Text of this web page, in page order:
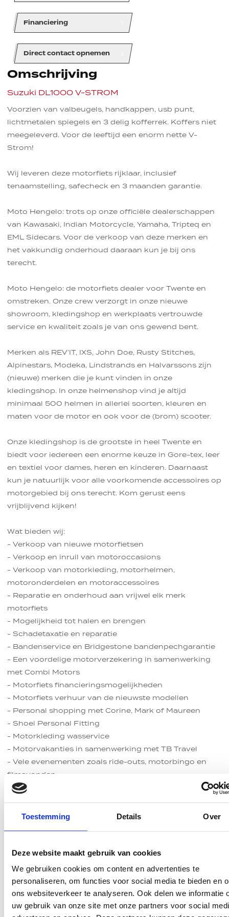
Toestemming Details Over
Deze website maakt gebruik van cookies
We gebruiken cookies om content en advertenties te
personaliseren, om functies voor social media te bieden en
ons websiteverkeer te analyseren. Ook delen we informatie
uw gebruik van onze site met onze partners voor social
line
line
lineFinanciering
line
line
lineDirect contact opnemen
Omschrijving
Suzuki DL1000 V-STROM
Voorzien van valbeugels, handkappen, usb punt,
lichtmetalen spiegels en 3 delig kofferrek. Koffers niet
meegeleverd. Voor de leeftijd een enorm nette V-
Strom!
Wij leveren deze motorfiets rijklaar, inclusief
tenaamstelling, safecheck en 3 maanden garantie.
Moto Hengelo: trots op onze officiële dealerschappen
van Kawasaki, Indian Motorcycle, Yamaha, Tripteq en
EML Sidecars. Voor de verkoop van deze merken en
het vakkundig onderhoud daaraan kun je bij ons
terecht.
Moto Hengelo: de motorfiets dealer voor Twente en
omstreken. Onze crew verzorgt in onze nieuwe
showroom, kledingshop en werkplaats vertrouwde
service en kwaliteit zoals je van ons gewend bent.
Merken als REV’IT, IXS, John Doe, Rusty Stitches,
Alpinestars, Modeka, Lindstrands en Halvarssons zijn
(nieuwe) merken die je kunt vinden in onze
kledingshop. In onze helmenshop vind je altijd
minimaal 500 helmen in allerlei soorten, kleuren en
maten voor de motor en ook voor de (brom) scooter.
Onze kledingshop is de grootste in heel Twente en
biedt voor iedereen een enorme keuze in Gore-tex, leer
en textiel voor dames, heren en kinderen. Daarnaast
kun je natuurlijk voor alle voorkomende accessoires op
motorgebied bij ons terecht. Kom gerust eens
vrijblijvend kijken!
Wat bieden wij:
- Verkoop van nieuwe motorfietsen
- Verkoop en inruil van motoroccasions
- Verkoop van motorkleding, motorhelmen,
motoronderdelen en motoraccessoires
- Reparatie en onderhoud aan vrijwel elk merk
motorfiets
- Mogelijkheid tot halen en brengen
- Schadetaxatie en reparatie
- Bandenservice en Bridgestone bandenpechgarantie
- Een voordelige motorverzekering in samenwerking
met Combi Motors
- Motorfiets financieringsmogelijkheden
- Motorfiets verhuur van de nieuwste modellen
- Personal shopping met Corine, Mark of Maureen
- Shoei Personal Fitting
- Motorkleding wasservice
- Motorvakanties in samenwerking met TB Travel
- Vele evenementen zoals ride-outs, motorbingo en
filmavonden
- Moto Hengelo cadeaukaart, leuk om te geven!
- Moto Hengelo spaarkaart voor onze meest trouwe
klanten
Specificaties
Tellerstand
35624
Inruilvoorstel
Vul je gegevens in
Wil je graag een inruilvoorstel ontvangen? Vul dan
onderstaand formulier in en wij nemen contact met je
Verzekeringspremie
Alle info rondom verzekeren
Jouw motor goed verzekeren? Bekijk ons advies
Financiering
Gespreid betalen voor Suzuki DL1000 V-STROM
Een motor financieren?
Direct contact
Heb je een vraag voor ons of zou je graag advies willen
ontvangen? Vul dan ons contactformulier in en wij
komen er zo snel mogelijk bij je op terug!